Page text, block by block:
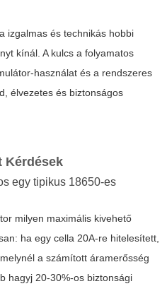
izgalmas és technikás hobbi
kínál. A kulcs a folyamatos
használat és a rendszeres
élvezetes és biztonságos
Kérdések
egy tipikus 18650-es
milyen maximális kivehető
ha egy cella 20A-re hitelesített,
a számított áramerősség
hagyj 20-30%-os biztonsági